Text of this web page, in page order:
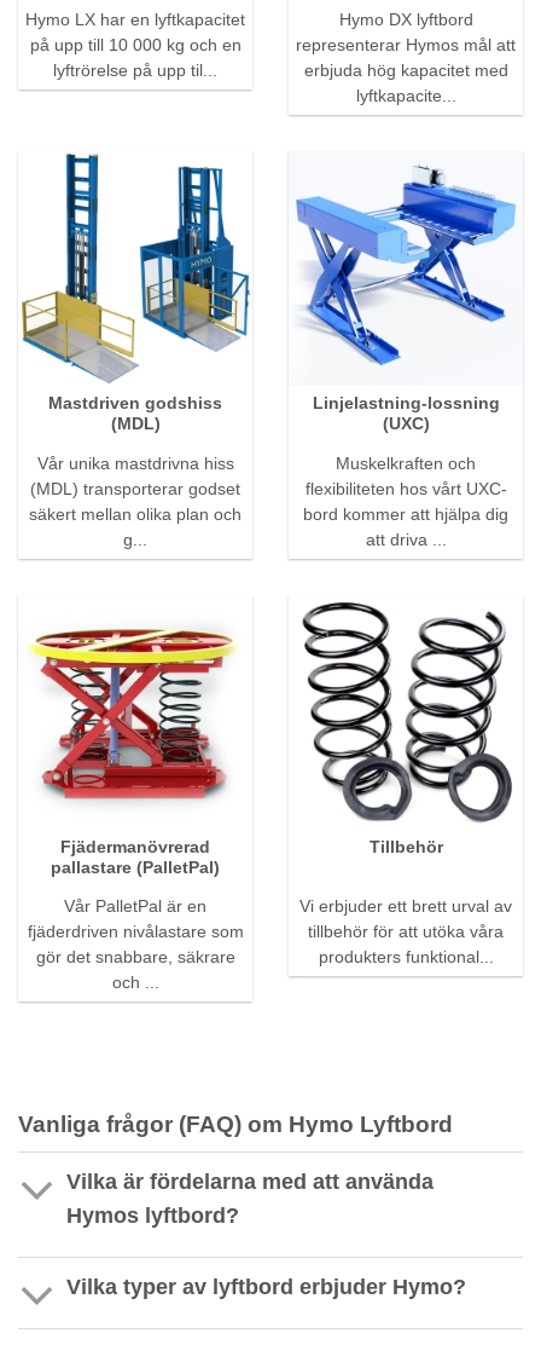
Hymo LX har en lyftkapacitet
på upp till 10 000 kg och en
lyftrörelse på upp til...
Hymo DX lyftbord
representerar Hymos mål att
erbjuda hög kapacitet med
lyftkapacite...
Mastdriven godshiss
(MDL)
Vår unika mastdrivna hiss
(MDL) transporterar godset
säkert mellan olika plan och
g...
Linjelastning-lossning
(UXC)
Muskelkraften och
flexibiliteten hos vårt UXC-
bord kommer att hjälpa dig
att driva ...
Fjädermanövrerad
pallastare (PalletPal)
Vår PalletPal är en
fjäderdriven nivålastare som
gör det snabbare, säkrare
och ...
Tillbehör
Vi erbjuder ett brett urval av
tillbehör för att utöka våra
produkters funktional...
Vanliga frågor (FAQ) om Hymo Lyftbord
Vilka är fördelarna med att använda
Hymos lyftbord?
Vilka typer av lyftbord erbjuder Hymo?